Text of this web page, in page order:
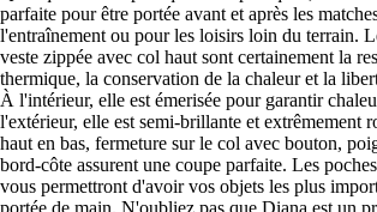
parfaite pour être portée avant et après les
l'entraînement ou pour les loisirs loin du terrain.
veste zippée avec col haut sont certainement la
thermique, la conservation de la chaleur et la
À l'intérieur, elle est émerisée pour garantir
l'extérieur, elle est semi-brillante et extrêmement
haut en bas, fermeture sur le col avec bouton,
bord-côte assurent une coupe parfaite. Les
vous permettront d'avoir vos objets les plus